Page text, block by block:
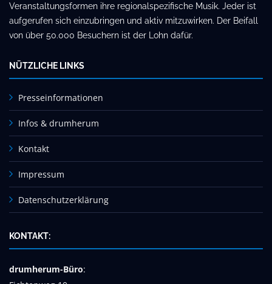
Veranstaltungsformen ihre regionalspezifische Musik. Jeder ist
aufgerufen sich einzubringen und aktiv mitzuwirken. Der Beifall
von über 50.000 Besuchern ist der Lohn dafür.
NÜTZLICHE LINKS
Presseinformationen
Infos & drumherum
Kontakt
Impressum
Datenschutzerklärung
KONTAKT:
drumherum-Büro: